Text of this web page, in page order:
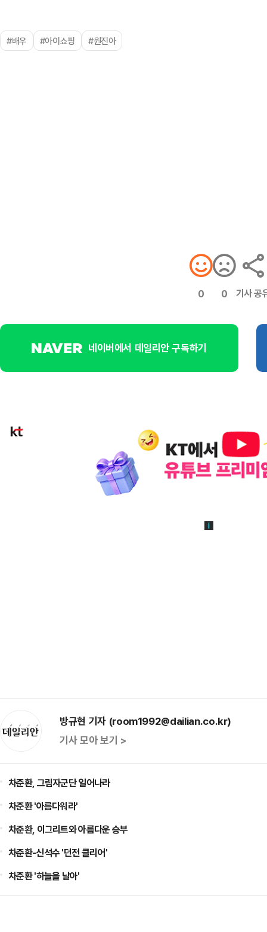
#배우 #아이쇼핑 #원진아
0 0 기사 공
네이버에서 데일리안 구독하기
방규현 기자 (room1992@dailian.co.kr)
기사 모아 보기 >
차준환, 그림자군단 일어나라
차준환 '아름다워라'
차준환, 이그리트와 아름다운 승부
차준환-신석수 '던전 클리어'
차준환 '하늘을 날아'